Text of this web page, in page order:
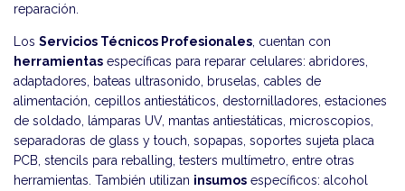
reparación.
Los Servicios Técnicos Profesionales , cuentan con
herramientas específicas para reparar celulares: abridores,
adaptadores, bateas ultrasonido, bruselas, cables de
alimentación, cepillos antiestáticos, destornilladores, estaciones
de soldado, lámparas UV, mantas antiestáticas, microscopios,
separadoras de glass y touch, sopapas, soportes sujeta placa
PCB, stencils para reballing, testers multímetro, entre otras
herramientas. También utilizan insumos específicos: alcohol